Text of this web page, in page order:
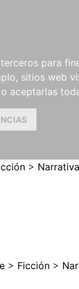
para
sitios web
o aceptarlas
Y
>
> Ficción >